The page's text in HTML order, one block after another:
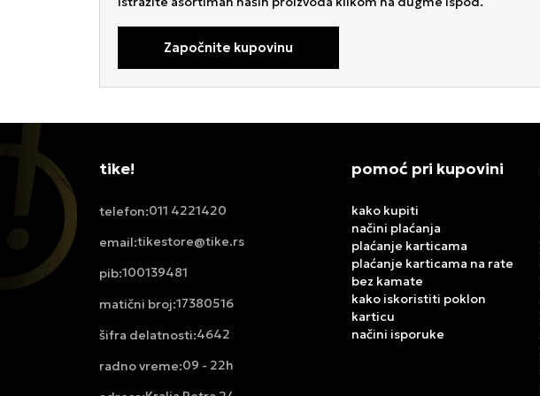
Započnite kupovinu
tike!
telefon:011 4221420
email:tikestore@tike.rs
pib:100139481
matični broj:17380516
šifra delatnosti:4642
radno vreme:09 - 22h
pomoć pri kupovini
kako kupiti
načini plaćanja
plaćanje karticama
plaćanje karticama na rate
bez kamate
kako iskoristiti poklon
karticu
načini isporuke